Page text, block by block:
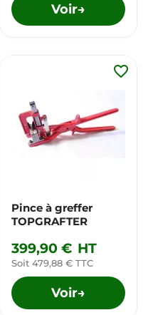
Voir→
Pince à greffer
TOPGRAFTER
399,90 € HT
Soit 479,88 € TTC
Voir→
favorite_border